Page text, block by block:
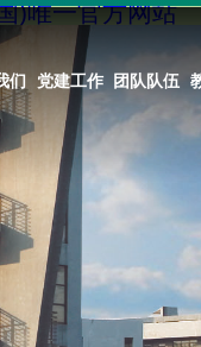
)唯一官方网站
们 党建工作 团队队伍